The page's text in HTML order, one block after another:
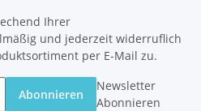
Ihrer
und jederzeit widerruflich
per E-Mail zu.
Abonnieren
Newsletter
Abonnieren